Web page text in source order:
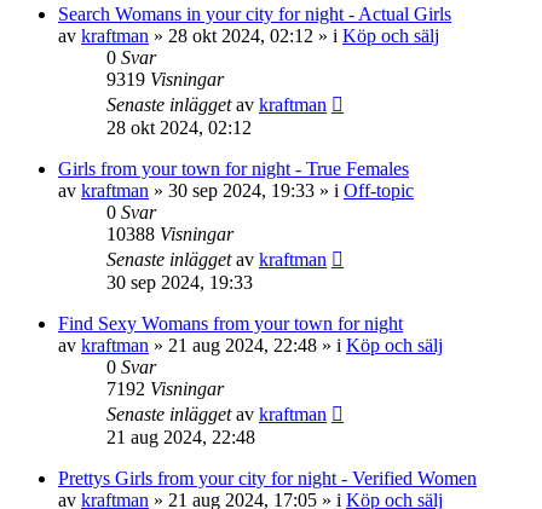
Search Womans in your city for night - Actual Girls
av kraftman » 28 okt 2024, 02:12 » i Köp och sälj
0 Svar
9319 Visningar
Senaste inläggetav kraftman
28 okt 2024, 02:12
Girls from your town for night - True Females
av kraftman » 30 sep 2024, 19:33 » i Off-topic
0 Svar
10388 Visningar
Senaste inläggetav kraftman
30 sep 2024, 19:33
Find Sexy Womans from your town for night
av kraftman » 21 aug 2024, 22:48 » i Köp och sälj
0 Svar
7192 Visningar
Senaste inläggetav kraftman
21 aug 2024, 22:48
Prettys Girls from your city for night - Verified Women
av kraftman » 21 aug 2024, 17:05 » i Köp och sälj